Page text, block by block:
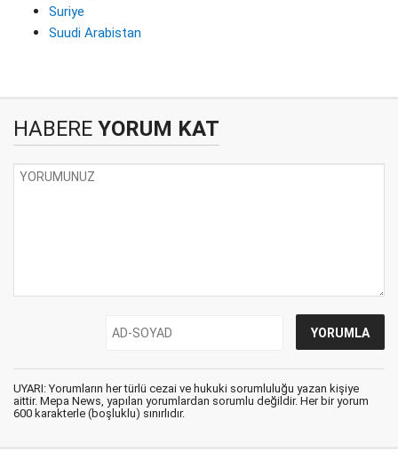
Suriye
Suudi Arabistan
HABERE YORUM KAT
UYARI: Yorumların her türlü cezai ve hukuki sorumluluğu yazan kişiye
aittir. Mepa News, yapılan yorumlardan sorumlu değildir. Her bir yorum
600 karakterle (boşluklu) sınırlıdır.